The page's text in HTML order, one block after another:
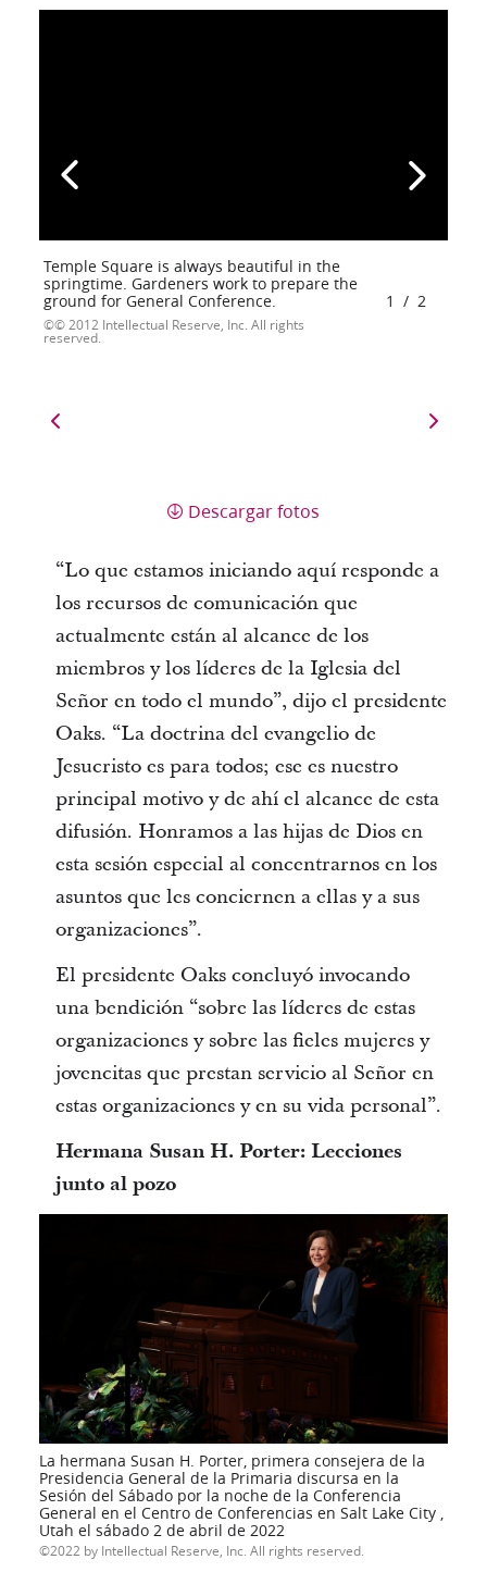
Temple Square is always beautiful in the
springtime. Gardeners work to prepare the
ground for General Conference.
© 2012 Intellectual Reserve, Inc. All rights
reserved.
1 / 2
Descargar fotos
“Lo que estamos iniciando aquí responde a
los recursos de comunicación que
actualmente están al alcance de los
miembros y los líderes de la Iglesia del
Señor en todo el mundo”, dijo el presidente
Oaks. “La doctrina del evangelio de
Jesucristo es para todos; ese es nuestro
principal motivo y de ahí el alcance de esta
difusión. Honramos a las hijas de Dios en
esta sesión especial al concentrarnos en los
asuntos que les conciernen a ellas y a sus
organizaciones”.
El presidente Oaks concluyó invocando
una bendición “sobre las líderes de estas
organizaciones y sobre las fieles mujeres y
jovencitas que prestan servicio al Señor en
estas organizaciones y en su vida personal”.
Hermana Susan H. Porter: Lecciones
junto al pozo
La hermana Susan H. Porter, primera consejera de la
Presidencia General de la Primaria discursa en la
Sesión del Sábado por la noche de la Conferencia
General en el Centro de Conferencias en Salt Lake City ,
Utah el sábado 2 de abril de 2022
2022 by Intellectual Reserve, Inc. All rights reserved.